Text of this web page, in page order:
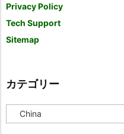
Privacy Policy
Tech Support
Sitemap
カテゴリー
テ